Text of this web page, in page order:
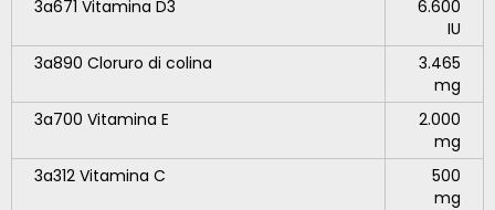
3a671 Vitamina D3
6.600
IU
3a890 Cloruro di colina
3.465
mg
3a700 Vitamina E
2.000
mg
3a312 Vitamina C
500
mg